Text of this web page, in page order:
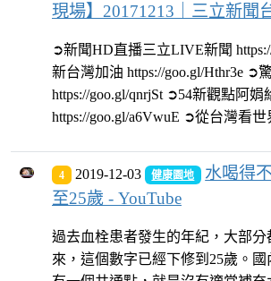
現場】20171213｜三立新聞
➲新聞HD直播三立LIVE新聞
新台灣加油 https://goo.gl/Hthr3e ➲
https://goo.gl/qnrjSt ➲54新觀點阿娟
https://goo.gl/a6VwuE ➲從台灣看
4 2019-12-03 健康園地
水喝得
至25歲 - YouTube
過去血栓患者發生的年紀，大部
來，這個數字已經下修到25歲。